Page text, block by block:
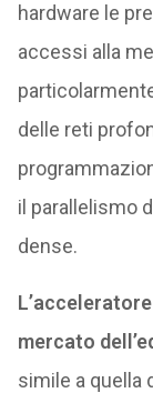
hardware le
accessi alla
delle reti
il parallelismo
dense.
mercato
simile a quella